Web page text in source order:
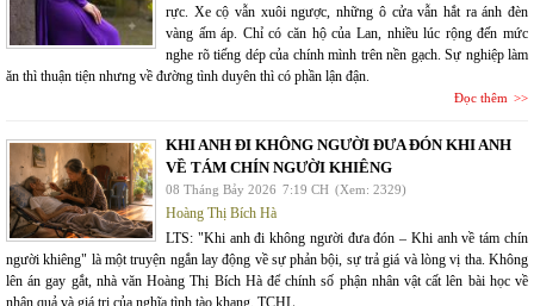
rực. Xe cộ vẫn xuôi ngược, những ô cửa vẫn hắt ra ánh đèn
vàng ấm áp. Chỉ có căn hộ của Lan, nhiều lúc rộng đến mức
nghe rõ tiếng dép của chính mình trên nền gạch. Sự nghiệp làm
ăn thì thuận tiện nhưng về đường tình duyên thì có phần lận đận.
Đọc thêm
KHI ANH ĐI KHÔNG NGƯỜI ĐƯA ĐÓN KHI ANH
VỀ TÁM CHÍN NGƯỜI KHIÊNG
08 Tháng Bảy 2026 7:19 CH (Xem: 2329)
Hoàng Thị Bích Hà
LTS: "Khi anh đi không người đưa đón – Khi anh về tám chín
người khiêng" là một truyện ngắn lay động về sự phản bội, sự trả giá và lòng vị tha. Không
lên án gay gắt, nhà văn Hoàng Thị Bích Hà để chính số phận nhân vật cất lên bài học về
nhân quả và giá trị của nghĩa tình tào khang. TCHL